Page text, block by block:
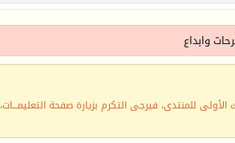
وابداع
للمنتدى، فيرجى التكرم بزيارة صفحة التعليمـــات،